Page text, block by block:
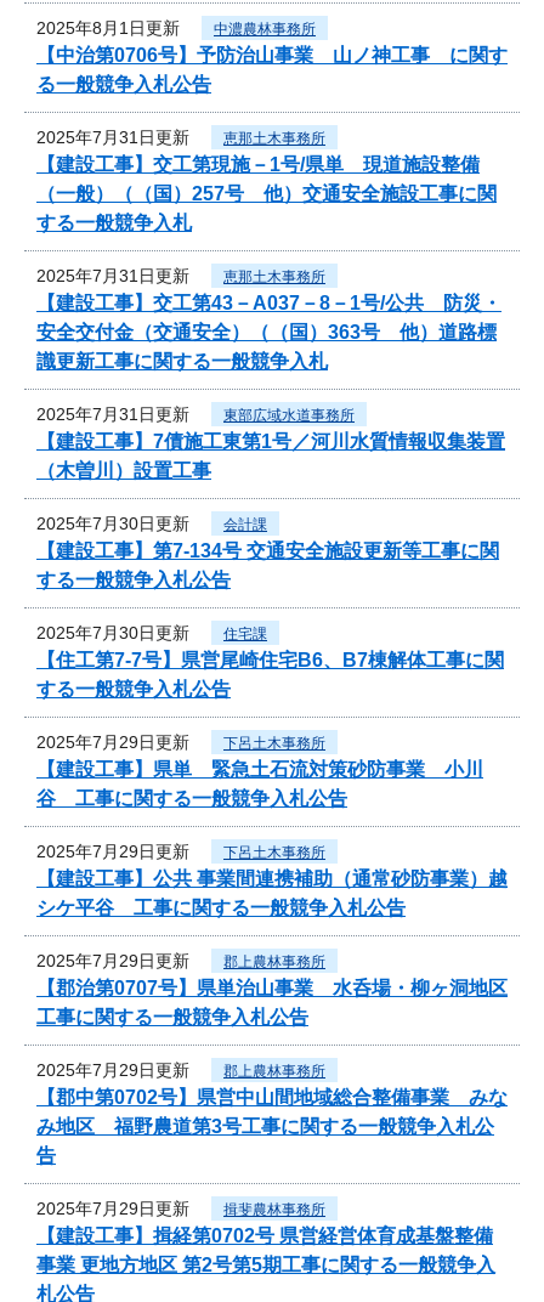
2025年8月1日更新 中濃農林事務所
【中治第0706号】予防治山事業 山ノ神工事 に関す
る一般競争入札公告
2025年7月31日更新 恵那土木事務所
【建設工事】交工第現施－1号/県単 現道施設整備
（一般）（（国）257号 他）交通安全施設工事に関
する一般競争入札
2025年7月31日更新 恵那土木事務所
【建設工事】交工第43－A037－8－1号/公共 防災・
安全交付金（交通安全）（（国）363号 他）道路標
識更新工事に関する一般競争入札
2025年7月31日更新 東部広域水道事務所
【建設工事】7債施工東第1号／河川水質情報収集装置
（木曽川）設置工事
2025年7月30日更新 会計課
【建設工事】第7-134号 交通安全施設更新等工事に関
する一般競争入札公告
2025年7月30日更新 住宅課
【住工第7-7号】県営尾崎住宅B6、B7棟解体工事に関
する一般競争入札公告
2025年7月29日更新 下呂土木事務所
【建設工事】県単 緊急土石流対策砂防事業 小川
谷 工事に関する一般競争入札公告
2025年7月29日更新 下呂土木事務所
【建設工事】公共 事業間連携補助（通常砂防事業）越
シケ平谷 工事に関する一般競争入札公告
2025年7月29日更新 郡上農林事務所
【郡治第0707号】県単治山事業 水呑場・柳ヶ洞地区
工事に関する一般競争入札公告
2025年7月29日更新 郡上農林事務所
【郡中第0702号】県営中山間地域総合整備事業 みな
み地区 福野農道第3号工事に関する一般競争入札公
告
2025年7月29日更新 揖斐農林事務所
【建設工事】揖経第0702号 県営経営体育成基盤整備
事業 更地方地区 第2号第5期工事に関する一般競争入
札公告